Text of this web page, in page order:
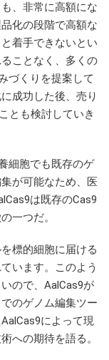
、非常に高額にな
化の段階で高額な
着手できないとい
ことなく、多くの
づくりを提案して
成功した後、売り
とも検討していき
細胞でも既存のゲ
が可能なため、医
は既存のCas9
一つだ。
標的細胞に届ける
います。このよう
ので、AalCas9が
のゲノム編集ツー
によって現
への期待を語る。